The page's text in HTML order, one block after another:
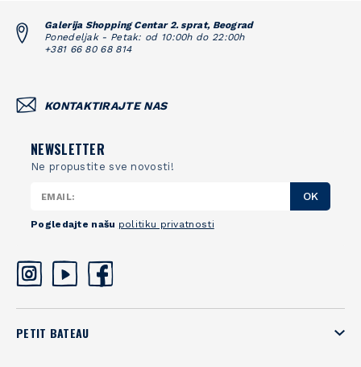
Galerija Shopping Centar 2. sprat, Beograd
Ponedeljak - Petak: od 10:00h do 22:00h
+381 66 80 68 814
KONTAKTIRAJTE NAS
NEWSLETTER
Ne propustite sve novosti!
OK
Pogledajte našu politiku privatnosti
PETIT BATEAU